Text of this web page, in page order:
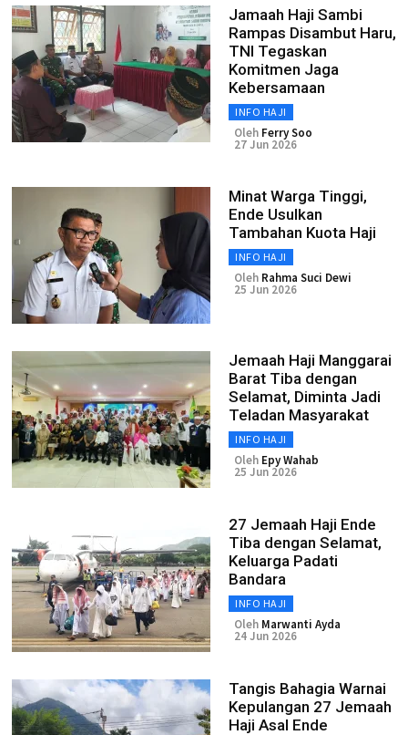
Jamaah Haji Sambi
Rampas Disambut Haru,
TNI Tegaskan
Komitmen Jaga
Kebersamaan
INFO HAJI
Oleh Ferry Soo
27 Jun 2026
Minat Warga Tinggi,
Ende Usulkan
Tambahan Kuota Haji
INFO HAJI
Oleh Rahma Suci Dewi
25 Jun 2026
Jemaah Haji Manggarai
Barat Tiba dengan
Selamat, Diminta Jadi
Teladan Masyarakat
INFO HAJI
Oleh Epy Wahab
25 Jun 2026
27 Jemaah Haji Ende
Tiba dengan Selamat,
Keluarga Padati
Bandara
INFO HAJI
Oleh Marwanti Ayda
24 Jun 2026
Tangis Bahagia Warnai
Kepulangan 27 Jemaah
Haji Asal Ende